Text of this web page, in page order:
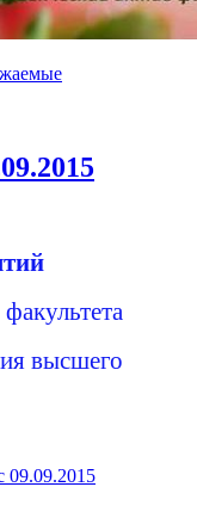
высшего
09.09.2015